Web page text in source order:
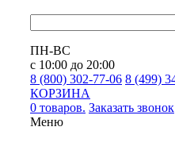
ПН-ВС
с 10:00 до 20:00
8 (800) 302-77-06 8 (499)
КОРЗИНА
0 товаров. Заказать звонок
Меню